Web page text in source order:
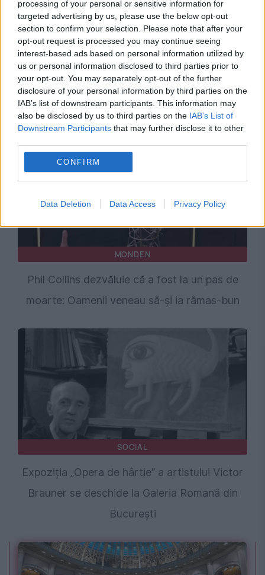
processing of your personal or sensitive information for
targeted advertising by us, please use the below opt-out
section to confirm your selection. Please note that after your
opt-out request is processed you may continue seeing
interest-based ads based on personal information utilized by
us or personal information disclosed to third parties prior to
your opt-out. You may separately opt-out of the further
disclosure of your personal information by third parties on the
IAB’s list of downstream participants. This information may
also be disclosed by us to third parties on the IAB’s List of
Downstream Participants that may further disclose it to other
CONFIRM
Data Deletion Data Access Privacy Policy
Recomandările noastre
MONDEN
Phil Collins dezvăluie că a fost la un pas de
moarte: Oamenii veneau să-și ia rămas-bun
SOCIAL
Expoziția „Opera de hârtie” a artistului Victor
Brauner se deschide la Galeria Romană din
București